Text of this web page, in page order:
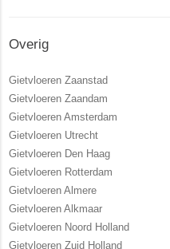
Overig
Gietvloeren Zaanstad
Gietvloeren Zaandam
Gietvloeren Amsterdam
Gietvloeren Utrecht
Gietvloeren Den Haag
Gietvloeren Rotterdam
Gietvloeren Almere
Gietvloeren Alkmaar
Gietvloeren Noord Holland
Gietvloeren Zuid Holland